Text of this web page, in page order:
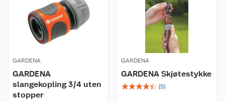
GARDENA
GARDENA
slangekopling 3/4 uten
stopper
GARDENA
GARDENA Skjøtestykke
☆☆☆☆☆ (5)